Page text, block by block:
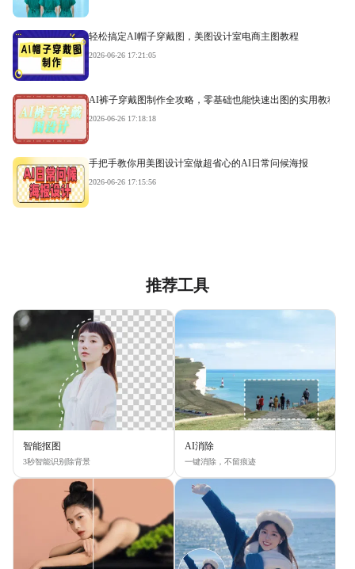
轻松搞定AI帽子穿戴图，美图设计室电商主图教程
2026-06-26 17:21:05
AI裤子穿戴图制作全攻略，零基础也能快速出图的实用教程
2026-06-26 17:18:18
手把手教你用美图设计室做超省心的AI日常问候海报
2026-06-26 17:15:56
推荐工具
智能抠图
3秒智能识别除背景
AI消除
一键消除，不留痕迹